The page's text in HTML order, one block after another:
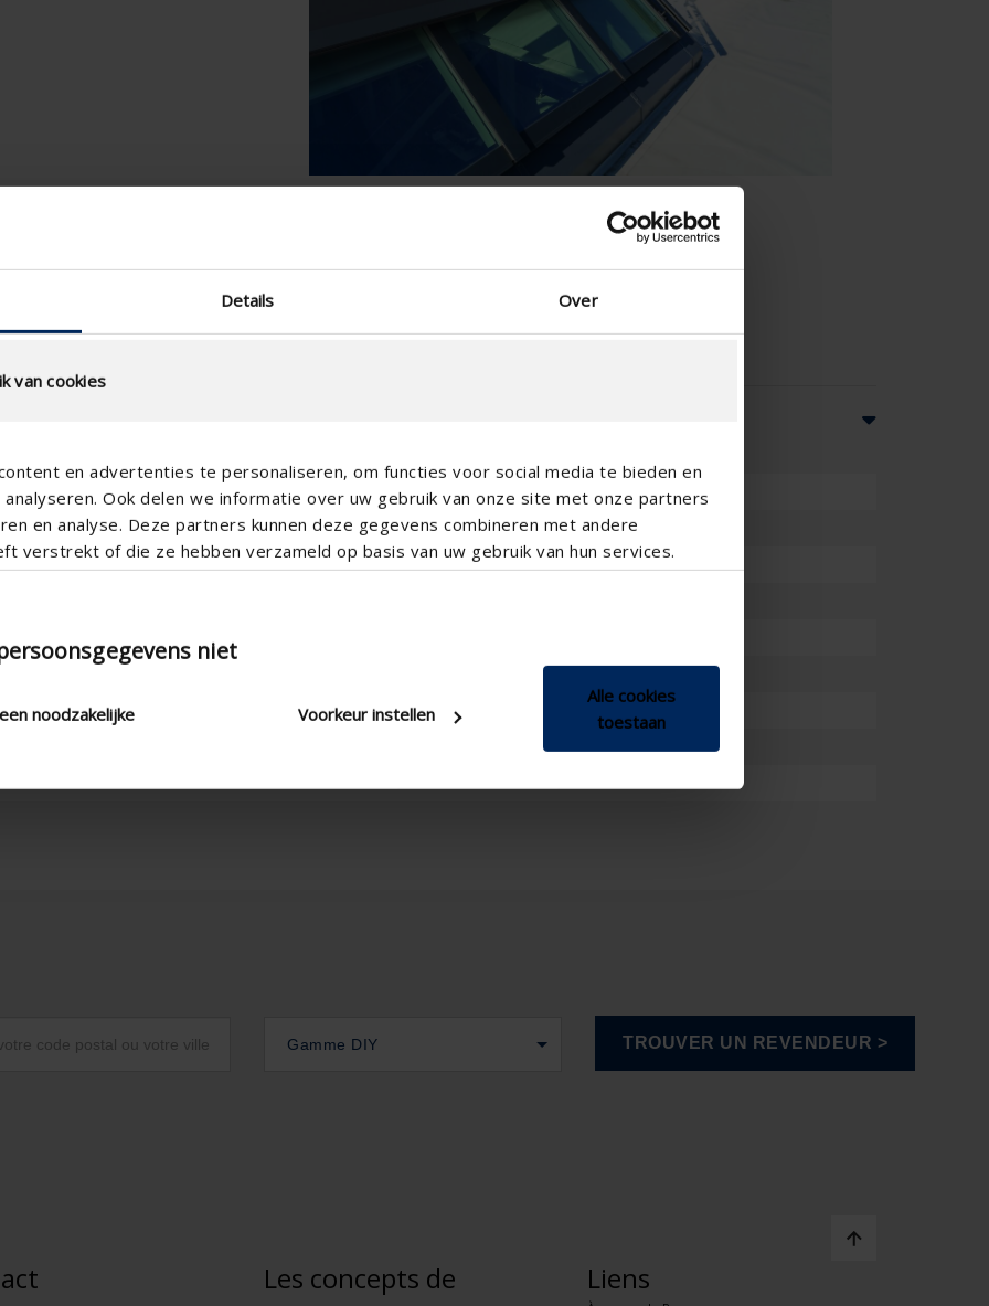
Details Over
van cookies
en advertenties te personaliseren, om functies voor social media te bieden en
Ook delen we informatie over uw gebruik van onze site met onze partners
en analyse. Deze partners kunnen deze gegevens combineren met andere
verstrekt of die ze hebben verzameld op basis van uw gebruik van hun services.
niet
noodzakelijke Voorkeur instellen
Alle cookies
toestaan
Chinois - Chine
Alignement horizontal
Commande électrique
100
h)
toile occultante
Gamme DIY
Les concepts de
Liens